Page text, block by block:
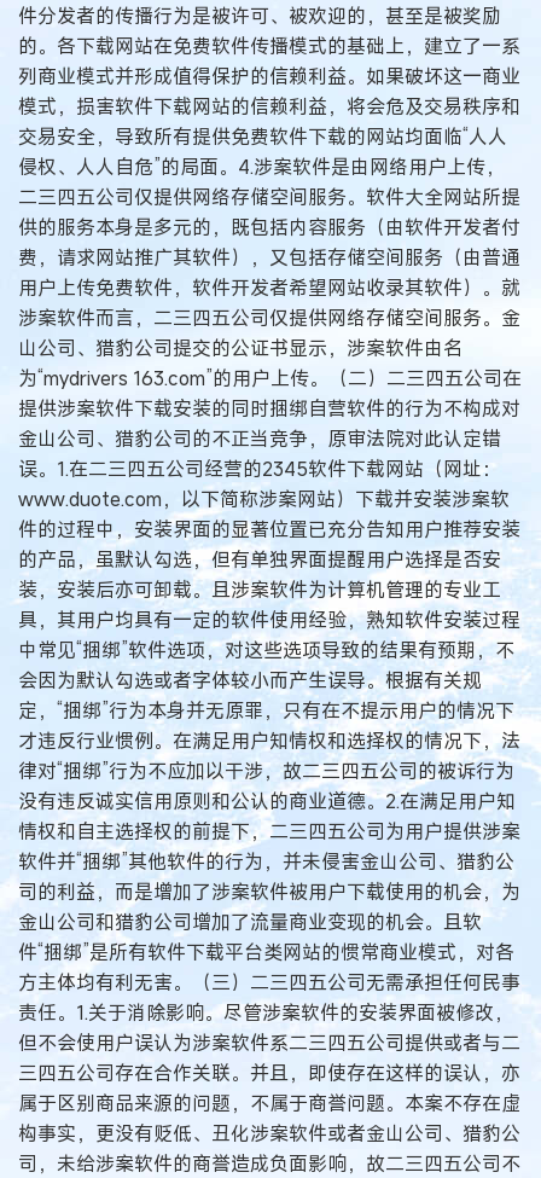
件分发者的传播行为是被许可、被欢迎的，甚至是被奖励
的。各下载网站在免费软件传播模式的基础上，建立了一系
列商业模式并形成值得保护的信赖利益。如果破坏这一商业
模式，损害软件下载网站的信赖利益，将会危及交易秩序和
交易安全，导致所有提供免费软件下载的网站均面临“人人
侵权、人人自危”的局面。4.涉案软件是由网络用户上传，
二三四五公司仅提供网络存储空间服务。软件大全网站所提
供的服务本身是多元的，既包括内容服务（由软件开发者付
费，请求网站推广其软件），又包括存储空间服务（由普通
用户上传免费软件，软件开发者希望网站收录其软件）。就
涉案软件而言，二三四五公司仅提供网络存储空间服务。金
山公司、猎豹公司提交的公证书显示，涉案软件由名
为“mydrivers 163.com”的用户上传。（二）二三四五公司在
提供涉案软件下载安装的同时捆绑自营软件的行为不构成对
金山公司、猎豹公司的不正当竞争，原审法院对此认定错
误。1.在二三四五公司经营的2345软件下载网站（网址：
www.duote.com，以下简称涉案网站）下载并安装涉案软
件的过程中，安装界面的显著位置已充分告知用户推荐安装
的产品，虽默认勾选，但有单独界面提醒用户选择是否安
装，安装后亦可卸载。且涉案软件为计算机管理的专业工
具，其用户均具有一定的软件使用经验，熟知软件安装过程
中常见“捆绑”软件选项，对这些选项导致的结果有预期，不
会因为默认勾选或者字体较小而产生误导。根据有关规
定，“捆绑”行为本身并无原罪，只有在不提示用户的情况下
才违反行业惯例。在满足用户知情权和选择权的情况下，法
律对“捆绑”行为不应加以干涉，故二三四五公司的被诉行为
没有违反诚实信用原则和公认的商业道德。2.在满足用户知
情权和自主选择权的前提下，二三四五公司为用户提供涉案
软件并“捆绑”其他软件的行为，并未侵害金山公司、猎豹公
司的利益，而是增加了涉案软件被用户下载使用的机会，为
金山公司和猎豹公司增加了流量商业变现的机会。且软
件“捆绑”是所有软件下载平台类网站的惯常商业模式，对各
方主体均有利无害。（三）二三四五公司无需承担任何民事
责任。1.关于消除影响。尽管涉案软件的安装界面被修改，
但不会使用户误认为涉案软件系二三四五公司提供或者与二
三四五公司存在合作关联。并且，即使存在这样的误认，亦
属于区别商品来源的问题，不属于商誉问题。本案不存在虚
构事实，更没有贬低、丑化涉案软件或者金山公司、猎豹公
司，未给涉案软件的商誉造成负面影响，故二三四五公司不